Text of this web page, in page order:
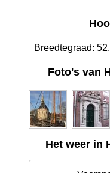
Breedtegraad:
Foto's van
Het weer in